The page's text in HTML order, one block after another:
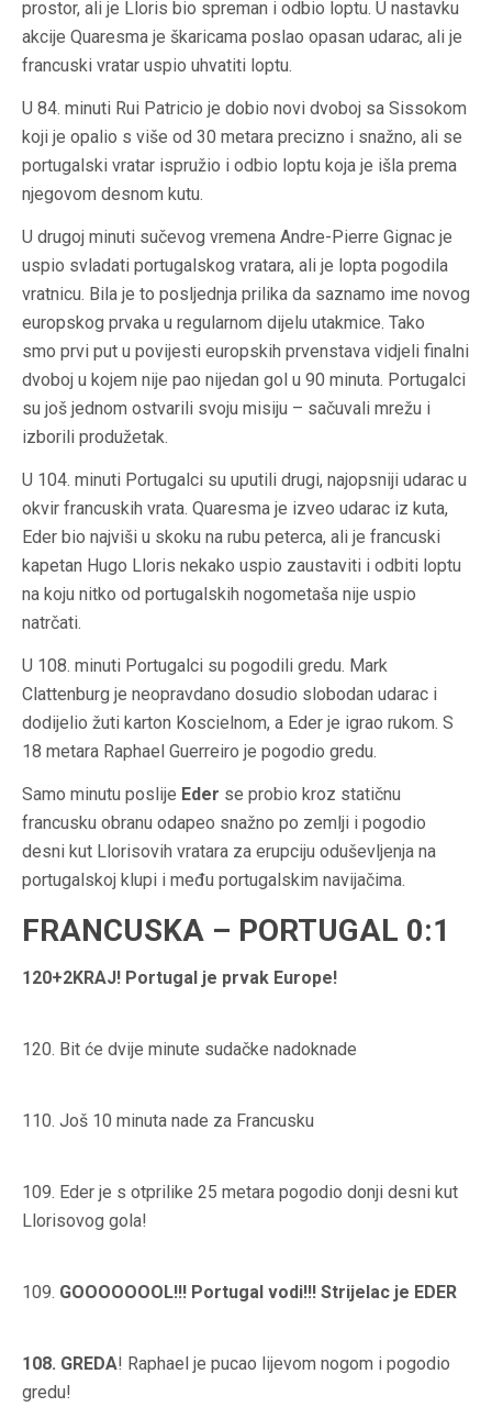
prostor, ali je Lloris bio spreman i odbio loptu. U nastavku
akcije Quaresma je škaricama poslao opasan udarac, ali je
francuski vratar uspio uhvatiti loptu.
U 84. minuti Rui Patricio je dobio novi dvoboj sa Sissokom
koji je opalio s više od 30 metara precizno i snažno, ali se
portugalski vratar ispružio i odbio loptu koja je išla prema
njegovom desnom kutu.
U drugoj minuti sučevog vremena Andre-Pierre Gignac je
uspio svladati portugalskog vratara, ali je lopta pogodila
vratnicu. Bila je to posljednja prilika da saznamo ime novog
europskog prvaka u regularnom dijelu utakmice. Tako
smo prvi put u povijesti europskih prvenstava vidjeli finalni
dvoboj u kojem nije pao nijedan gol u 90 minuta. Portugalci
su još jednom ostvarili svoju misiju – sačuvali mrežu i
izborili produžetak.
U 104. minuti Portugalci su uputili drugi, najopsniji udarac u
okvir francuskih vrata. Quaresma je izveo udarac iz kuta,
Eder bio najviši u skoku na rubu peterca, ali je francuski
kapetan Hugo Lloris nekako uspio zaustaviti i odbiti loptu
na koju nitko od portugalskih nogometaša nije uspio
natrčati.
U 108. minuti Portugalci su pogodili gredu. Mark
Clattenburg je neopravdano dosudio slobodan udarac i
dodijelio žuti karton Koscielnom, a Eder je igrao rukom. S
18 metara Raphael Guerreiro je pogodio gredu.
Samo minutu poslije Eder se probio kroz statičnu
francusku obranu odapeo snažno po zemlji i pogodio
desni kut Llorisovih vratara za erupciju oduševljenja na
portugalskoj klupi i među portugalskim navijačima.
FRANCUSKA – PORTUGAL 0:1
120+2KRAJ! Portugal je prvak Europe!
120. Bit će dvije minute sudačke nadoknade
110. Još 10 minuta nade za Francusku
109. Eder je s otprilike 25 metara pogodio donji desni kut
Llorisovog gola!
109. GOOOOOOOL!!! Portugal vodi!!! Strijelac je EDER
108. GREDA! Raphael je pucao lijevom nogom i pogodio
gredu!